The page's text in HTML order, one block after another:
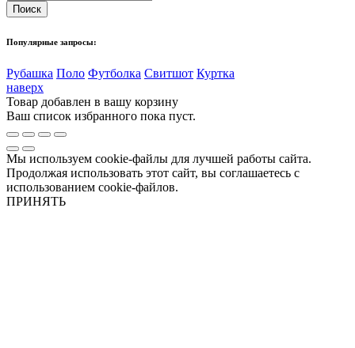
Популярные запросы:
Рубашка Поло Футболка Свитшот Куртка
наверх
Товар добавлен в вашу корзину
Ваш список избранного пока пуст.
Мы используем cookie-файлы для лучшей работы сайта.
Продолжая использовать этот сайт, вы соглашаетесь с
использованием cookie-файлов.
ПРИНЯТЬ